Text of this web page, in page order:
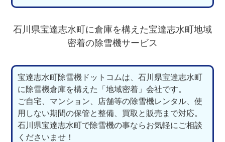
石川県宝達志水町に倉庫を構えた宝達志水町地域
密着の除雪機サービス
宝達志水町除雪機ドットコムは、石川県宝達志水町
に除雪機倉庫を構えた「地域密着」会社です。
ご自宅、マンション、店舗等の除雪機レンタル、使
用しない期間の保管と整備、買取と販売まで対応。
石川県宝達志水町で除雪機の事ならお気軽にご相談
くださいませ！